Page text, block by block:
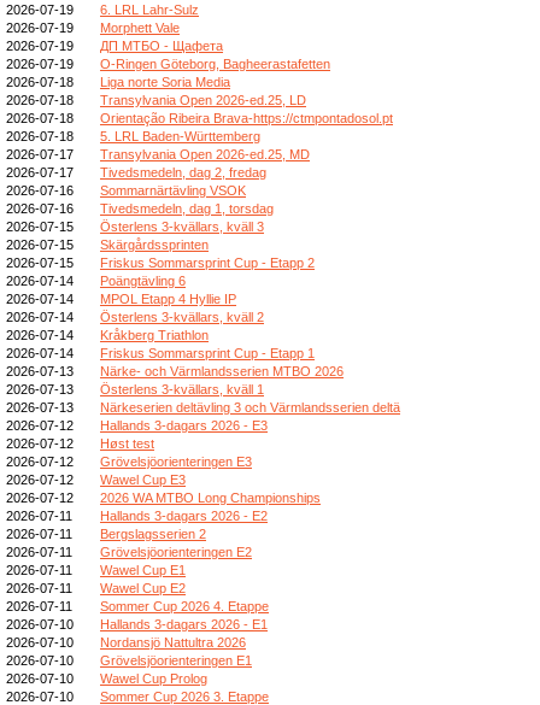
2026-07-19
6. LRL Lahr-Sulz
2026-07-19
Morphett Vale
2026-07-19
ДП МТБО - Щафета
2026-07-19
O-Ringen Göteborg, Bagheerastafetten
2026-07-18
Liga norte Soria Media
2026-07-18
Transylvania Open 2026-ed.25, LD
2026-07-18
Orientação Ribeira Brava-https://ctmpontadosol.pt
2026-07-18
5. LRL Baden-Württemberg
2026-07-17
Transylvania Open 2026-ed.25, MD
2026-07-17
Tivedsmedeln, dag 2, fredag
2026-07-16
Sommarnärtävling VSOK
2026-07-16
Tivedsmedeln, dag 1, torsdag
2026-07-15
Österlens 3-kvällars, kväll 3
2026-07-15
Skärgårdssprinten
2026-07-15
Friskus Sommarsprint Cup - Etapp 2
2026-07-14
Poängtävling 6
2026-07-14
MPOL Etapp 4 Hyllie IP
2026-07-14
Österlens 3-kvällars, kväll 2
2026-07-14
Kråkberg Triathlon
2026-07-14
Friskus Sommarsprint Cup - Etapp 1
2026-07-13
Närke- och Värmlandsserien MTBO 2026
2026-07-13
Österlens 3-kvällars, kväll 1
2026-07-13
Närkeserien deltävling 3 och Värmlandsserien deltä
2026-07-12
Hallands 3-dagars 2026 - E3
2026-07-12
Høst test
2026-07-12
Grövelsjöorienteringen E3
2026-07-12
Wawel Cup E3
2026-07-12
2026 WA MTBO Long Championships
2026-07-11
Hallands 3-dagars 2026 - E2
2026-07-11
Bergslagsserien 2
2026-07-11
Grövelsjöorienteringen E2
2026-07-11
Wawel Cup E1
2026-07-11
Wawel Cup E2
2026-07-11
Sommer Cup 2026 4. Etappe
2026-07-10
Hallands 3-dagars 2026 - E1
2026-07-10
Nordansjö Nattultra 2026
2026-07-10
Grövelsjöorienteringen E1
2026-07-10
Wawel Cup Prolog
2026-07-10
Sommer Cup 2026 3. Etappe